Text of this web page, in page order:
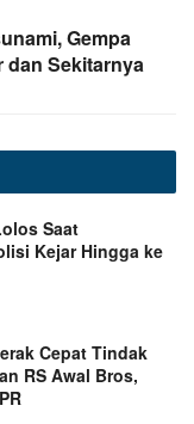
Gempa
dan Sekitarnya
Saat
Kejar Hingga ke
Cepat Tindak
RS Awal Bros,